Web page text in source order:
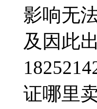
影响无
及因此
证哪里